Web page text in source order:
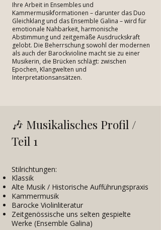
Ihre Arbeit in Ensembles und
Kammermusikformationen – darunter das Duo
Gleichklang und das Ensemble Galina – wird für
emotionale Nahbarkeit, harmonische
Abstimmung und zeitgemäße Ausdruckskraft
gelobt. Die Beherrschung sowohl der modernen
als auch der Barockvioline macht sie zu einer
Musikerin, die Brücken schlägt: zwischen
Epochen, Klangwelten und
Interpretationsansätzen.
🎶 Musikalisches Profil /
Teil 1
Stilrichtungen:
Klassik
Alte Musik / Historische Aufführungspraxis
Kammermusik
Barocke Violinliteratur
Zeitgenössische uns selten gespielte
Werke (Ensemble Galina)